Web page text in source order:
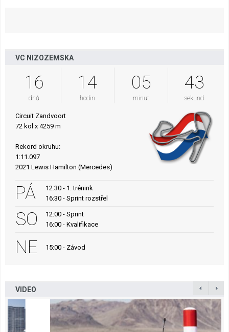
VC NIZOZEMSKA
16
dnů
14
hodin
05
minut
42
sekund
Circuit Zandvoort
72 kol x 4259 m
Rekord okruhu:
1:11.097
2021 Lewis Hamilton (Mercedes)
PÁ
12:30 - 1. trénink
16:30 - Sprint rozstřel
SO
12:00 - Sprint
16:00 - Kvalifikace
NE 15:00 - Závod
VIDEO